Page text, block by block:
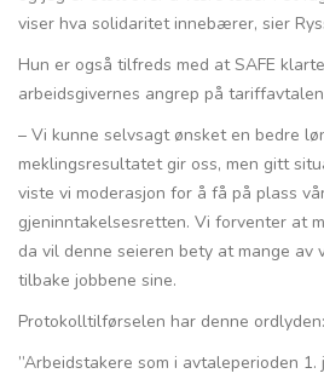
viser hva solidaritet innebærer, sier
Hun er også tilfreds med at SAFE
arbeidsgivernes angrep på
– Vi kunne selvsagt ønsket en bedre
meklingsresultatet gir oss, men gitt
viste vi moderasjon for å få på plass
gjeninntakelsesretten. Vi forventer at
da vil denne seieren bety at mange av
tilbake jobbene sine.
Protokolltilførselen har denne ordlyden:
”Arbeidstakere som i avtaleperioden